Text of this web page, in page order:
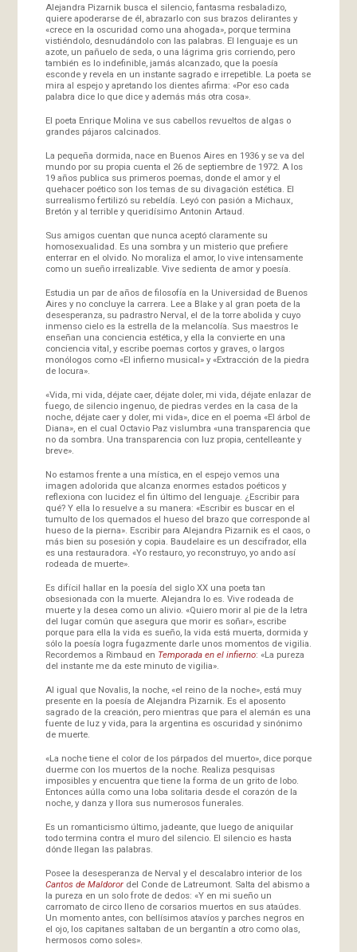
Alejandra Pizarnik busca el silencio, fantasma resbaladizo,
quiere apoderarse de él, abrazarlo con sus brazos delirantes y
«crece en la oscuridad como una ahogada», porque termina
vistiéndolo, desnudándolo con las palabras. El lenguaje es un
azote, un pañuelo de seda, o una lágrima gris corriendo, pero
también es lo indefinible, jamás alcanzado, que la poesía
esconde y revela en un instante sagrado e irrepetible. La poeta se
mira al espejo y apretando los dientes afirma: «Por eso cada
palabra dice lo que dice y además más otra cosa».
El poeta Enrique Molina ve sus cabellos revueltos de algas o
grandes pájaros calcinados.
La pequeña dormida, nace en Buenos Aires en 1936 y se va del
mundo por su propia cuenta el 26 de septiembre de 1972. A los
19 años publica sus primeros poemas, donde el amor y el
quehacer poético son los temas de su divagación estética. El
surrealismo fertilizó su rebeldía. Leyó con pasión a Michaux,
Bretón y al terrible y queridísimo Antonin Artaud.
Sus amigos cuentan que nunca aceptó claramente su
homosexualidad. Es una sombra y un misterio que prefiere
enterrar en el olvido. No moraliza el amor, lo vive intensamente
como un sueño irrealizable. Vive sedienta de amor y poesía.
Estudia un par de años de filosofía en la Universidad de Buenos
Aires y no concluye la carrera. Lee a Blake y al gran poeta de la
desesperanza, su padrastro Nerval, el de la torre abolida y cuyo
inmenso cielo es la estrella de la melancolía. Sus maestros le
enseñan una conciencia estética, y ella la convierte en una
conciencia vital, y escribe poemas cortos y graves, o largos
monólogos como «El infierno musical» y «Extracción de la piedra
de locura».
«Vida, mi vida, déjate caer, déjate doler, mi vida, déjate enlazar de
fuego, de silencio ingenuo, de piedras verdes en la casa de la
noche, déjate caer y doler, mi vida», dice en el poema «El árbol de
Diana», en el cual Octavio Paz vislumbra «una transparencia que
no da sombra. Una transparencia con luz propia, centelleante y
breve».
No estamos frente a una mística, en el espejo vemos una
imagen adolorida que alcanza enormes estados poéticos y
reflexiona con lucidez el fin último del lenguaje. ¿Escribir para
qué? Y ella lo resuelve a su manera: «Escribir es buscar en el
tumulto de los quemados el hueso del brazo que corresponde al
hueso de la pierna». Escribir para Alejandra Pizarnik es el caos, o
más bien su posesión y copia. Baudelaire es un descifrador, ella
es una restauradora. «Yo restauro, yo reconstruyo, yo ando así
rodeada de muerte».
Es difícil hallar en la poesía del siglo XX una poeta tan
obsesionada con la muerte. Alejandra lo es. Vive rodeada de
muerte y la desea como un alivio. «Quiero morir al pie de la letra
del lugar común que asegura que morir es soñar», escribe
porque para ella la vida es sueño, la vida está muerta, dormida y
sólo la poesía logra fugazmente darle unos momentos de vigilia.
Recordemos a Rimbaud en Temporada en el infierno: «La pureza
del instante me da este minuto de vigilia».
Al igual que Novalis, la noche, «el reino de la noche», está muy
presente en la poesía de Alejandra Pizarnik. Es el aposento
sagrado de la creación, pero mientras que para el alemán es una
fuente de luz y vida, para la argentina es oscuridad y sinónimo
de muerte.
«La noche tiene el color de los párpados del muerto», dice porque
duerme con los muertos de la noche. Realiza pesquisas
imposibles y encuentra que tiene la forma de un grito de lobo.
Entonces aúlla como una loba solitaria desde el corazón de la
noche, y danza y llora sus numerosos funerales.
Es un romanticismo último, jadeante, que luego de aniquilar
todo termina contra el muro del silencio. El silencio es hasta
dónde llegan las palabras.
Posee la desesperanza de Nerval y el descalabro interior de los
Cantos de Maldorordel Conde de Latreumont. Salta del abismo a
la pureza en un solo frote de dedos: «Y en mi sueño un
carromato de circo lleno de corsarios muertos en sus ataúdes.
Un momento antes, con bellísimos atavíos y parches negros en
el ojo, los capitanes saltaban de un bergantín a otro como olas,
hermosos como soles».